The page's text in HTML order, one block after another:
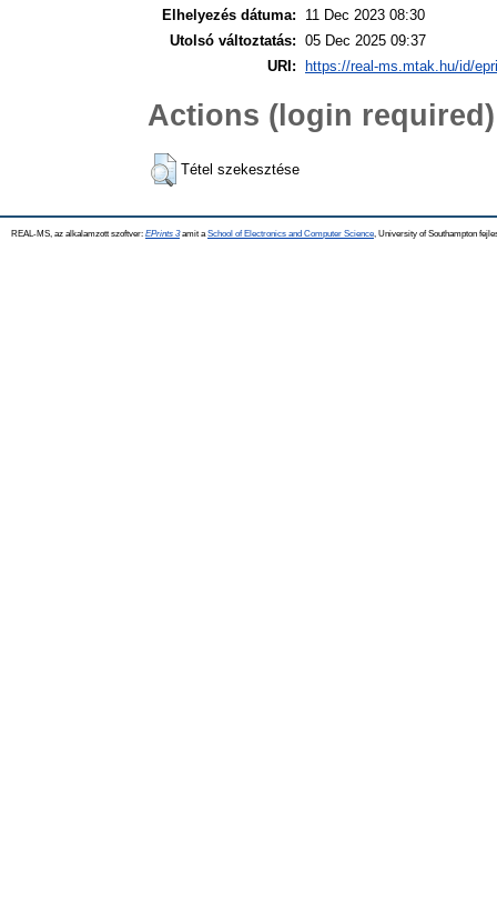
Elhelyezés dátuma:
11 Dec 2023 08:30
Utolsó változtatás: 05 Dec 2025 09:37
URI:
https://real-ms.mtak.hu/id/
Actions (login required)
Tétel szekesztése
REAL-MS, az alkalamzott szoftver: EPrints 3amit a School of Electronics and Computer Science , University of Southampton